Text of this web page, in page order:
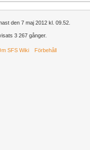
den 7 maj 2012 kl. 09.52.
3 267 gånger.
SFS Wiki Förbehåll